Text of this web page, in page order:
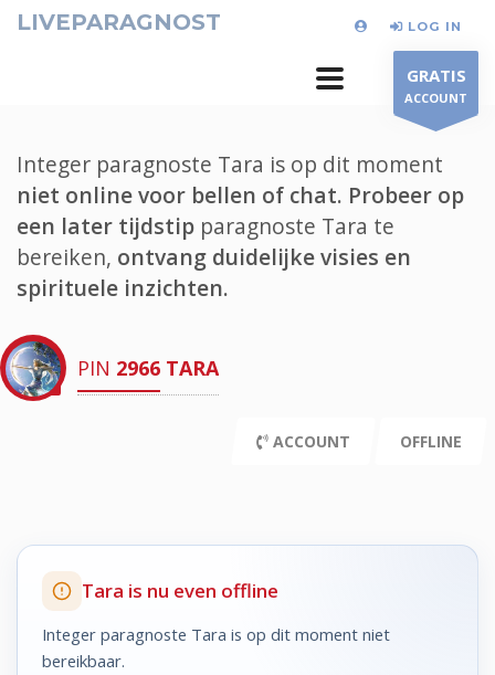
LIVEPARAGNOST LOG IN
GRATIS
ACCOUNT
Integer paragnoste Tara is op dit moment
niet online voor bellen of chat. Probeer op
een later tijdstip paragnoste Tara te
bereiken, ontvang duidelijke visies en
spirituele inzichten.
PIN 2966 TARA
ACCOUNT OFFLINE
Tara is nu even offline
Integer paragnoste Tara is op dit moment niet
bereikbaar.